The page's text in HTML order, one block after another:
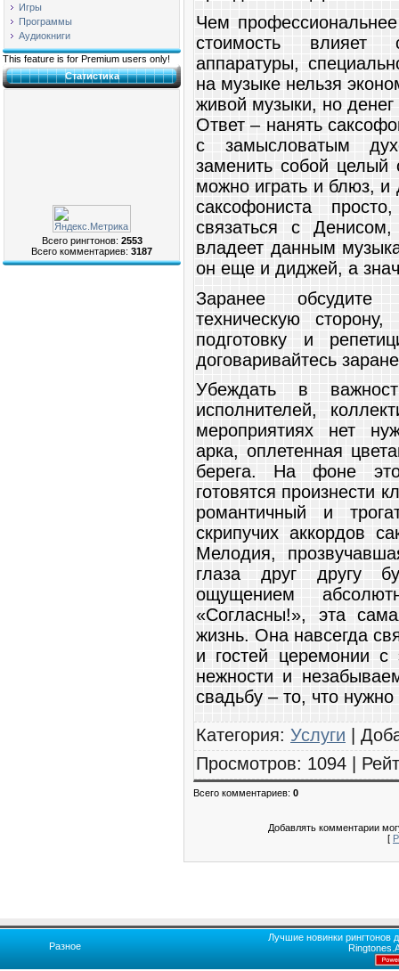
Игры
Программы
Аудиокниги
This feature is for Premium users only!
Статистика
Всего рингтонов: 2553
Всего комментариев: 3187
Чем
стоимость влияет
аппаратуры,
на музыке нельзя
живой музыки, но денег
Ответ – нанять
с замысловатым
заменить собой
можно играть и блюз, и
саксофониста
связаться с
владеет данным
он еще и диджей, а
Заранее обсудите
техническую
подготовку и
договаривайтесь
Убеждать в
исполнителей,
мероприятиях нет
арка, оплетенная
берега. На фоне
готовятся произнести
романтичный и
скрипучих аккордов
Мелодия,
глаза друг другу
ощущением
«Согласны!», эта
жизнь. Она навсегда
и гостей церемонии
нежности и
свадьбу – то, что
Категория: Услуги |
Просмотров: 1094 |
Всего комментариев: 0
Добавлять комментарии
[
Разное
Лучшие новинки рингтонов